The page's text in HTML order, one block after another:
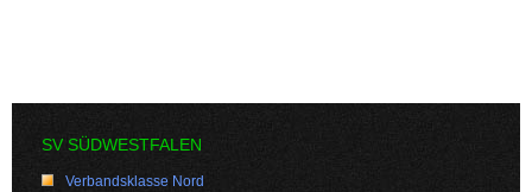
SV SÜDWESTFALEN
Verbandsklasse Nord